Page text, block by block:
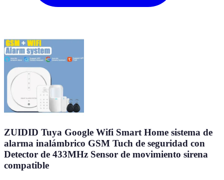
ZUIDID Tuya Google Wifi Smart Home sistema de
alarma inalámbrico GSM Tuch de seguridad con
Detector de 433MHz Sensor de movimiento sirena
compatible